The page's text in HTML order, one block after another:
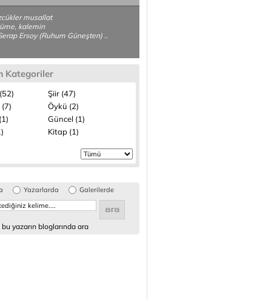
musallat
kalemin
Ersoy (Ruhum Güneşten) ..
Kategoriler
Şiir (47)
Öykü (2)
Güncel (1)
Kitap (1)
Yazarlarda Galerilerde
yazarın bloglarında ara